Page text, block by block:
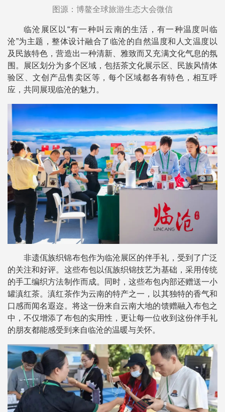
图源：博鳌全球旅游生态大会微信
临沧展区以“有一种叫云南的生活，有一种温度叫临
沧”为主题，整体设计融合了临沧的自然温度和人文温度以
及民族特色，营造出一种清新、雅致而又充满文化气息的氛
围。展区划分为多个区域，包括茶文化展示区、民族风情体
验区、文创产品售卖区等，每个区域都各有特色，相互呼
应，共同展现临沧的魅力。
非遗佤族织锦布包作为临沧展区的伴手礼，受到了广泛
的关注和好评。这些布包以佤族织锦技艺为基础，采用传统
的手工编织方法制作而成。同时，这些布包内部还赠送一小
罐滇红茶。滇红茶作为云南的特产之一，以其独特的香气和
口感而闻名遐迩。将这一份来自云南大地的馈赠融入布包之
中，不仅增添了布包的实用性，更让每一位收到这份伴手礼
的朋友都能感受到来自临沧的温暖与关怀。